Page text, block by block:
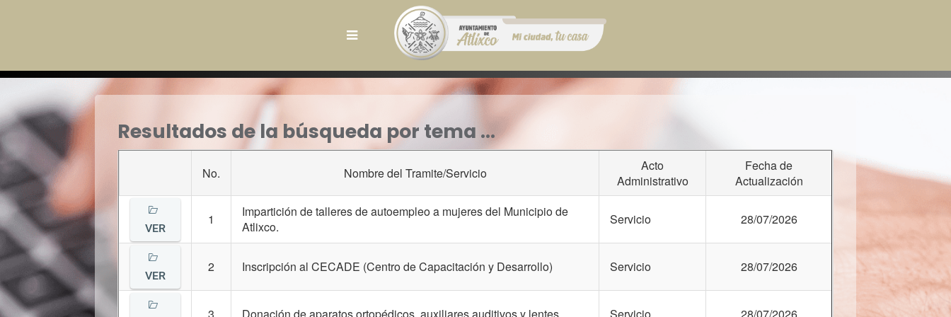
Resultados de la búsqueda por tema ...
No. Nombre del Tramite/Servicio
Acto
Administrativo
Fecha de
Actualización
VER
1
Impartición de talleres de autoempleo a mujeres del Municipio de
Atlixco.
Servicio 28/07/2026
VER
2 Inscripción al CECADE (Centro de Capacitación y Desarrollo) Servicio 28/07/2026